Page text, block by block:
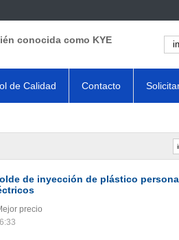
conocida como KYE
de Calidad Contacto
de inyección de plástico
precio